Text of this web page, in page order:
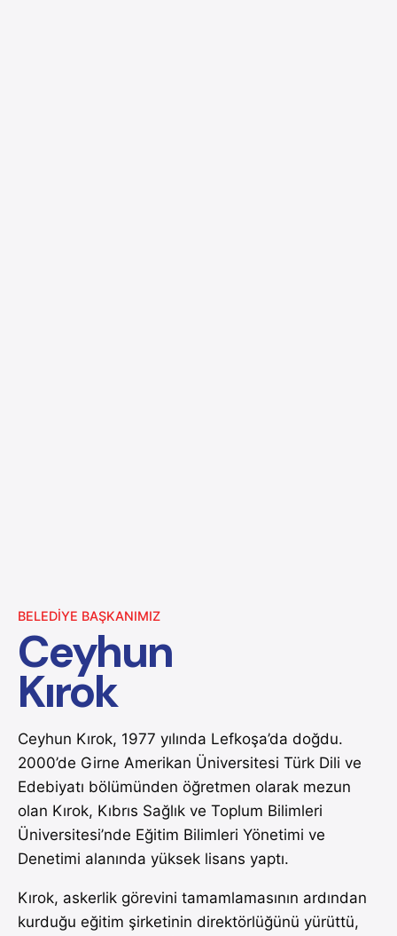
BELEDIYE BAŞKANIMIZ
Ceyhun
Kırok
Ceyhun Kırok, 1977 yılında Lefkoşa’da doğdu.
2000’de Girne Amerikan Üniversitesi Türk Dili ve
Edebiyatı bölümünden öğretmen olarak mezun
olan Kırok, Kıbrıs Sağlık ve Toplum Bilimleri
Üniversitesi’nde Eğitim Bilimleri Yönetimi ve
Denetimi alanında yüksek lisans yaptı.
Kırok, askerlik görevini tamamlamasının ardından
kurduğu eğitim şirketinin direktörlüğünü yürüttü,